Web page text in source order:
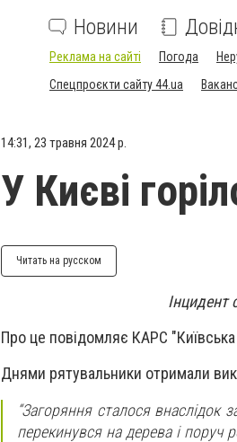
Новини
Реклама на сайті Погода
Спецпроєкти сайту 44.ua
14:31, 23 травня 2024 р.
У Києві
Читать на русском
Інцидент
Про це повідомляє КАРС
Днями рятувальники отримали
“Загоряння сталося
перекинувся на дерева і поруч